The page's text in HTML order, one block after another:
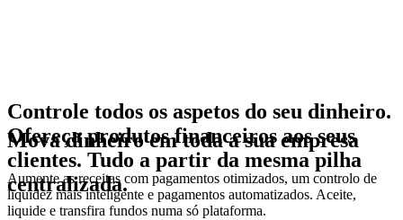
Controle todos os aspetos do seu dinheiro.
Ofereça produtos financeiros aos seus
clientes. Tudo a partir da mesma pilha
centralizada.
Mova dinheiro em toda a sua empresa
Aumente as receitas com pagamentos otimizados, um controlo de
liquidez mais inteligente e pagamentos automatizados. Aceite,
liquide e transfira fundos numa só plataforma.